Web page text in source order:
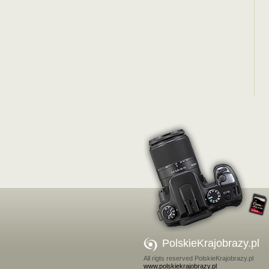
PolskieKrajobrazy.pl
All rigts reserved PolskieKrajobrazy.pl
www.polskiekrajobrazy.pl